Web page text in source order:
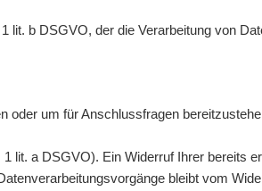
lit. b DSGVO, der die Verarbeitung von
oder um für Anschlussfragen
lit. a DSGVO). Ein Widerruf Ihrer bereits
bleibt vom